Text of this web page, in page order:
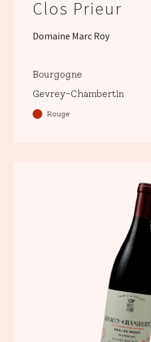
Clos Prieur
Domaine Marc Roy
Bourgogne
Gevrey-Chambertin
Rouge